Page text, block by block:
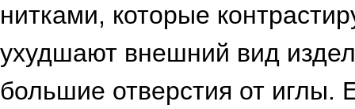
нитками, которые
ухудшают внешний вид
большие отверстия от иглы.